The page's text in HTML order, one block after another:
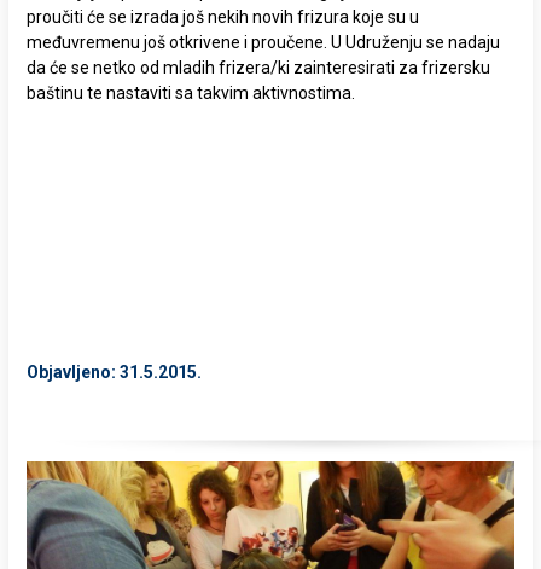
proučiti će se izrada još nekih novih frizura koje su u
međuvremenu još otkrivene i proučene. U Udruženju se nadaju
da će se netko od mladih frizera/ki zainteresirati za frizersku
baštinu te nastaviti sa takvim aktivnostima.
Objavljeno: 31.5.2015.